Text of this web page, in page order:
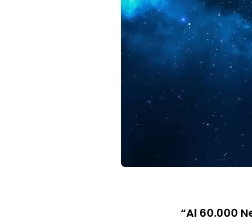
“Al 60.000